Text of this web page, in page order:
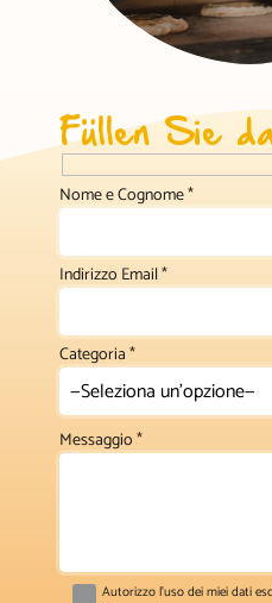
Füllen Sie
Nome e Cognome*
Indirizzo Email*
Categoria*
Messaggio*
Autorizzo l’uso dei miei dati